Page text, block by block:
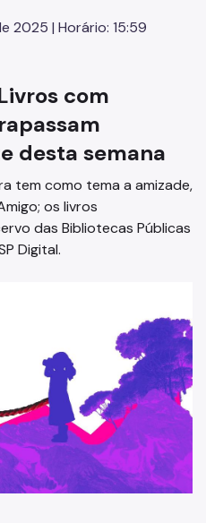
2027
2025 | Horário: 15:59
com
desta semana
tem como tema a amizade,
os livros
das Bibliotecas Públicas
Digital.